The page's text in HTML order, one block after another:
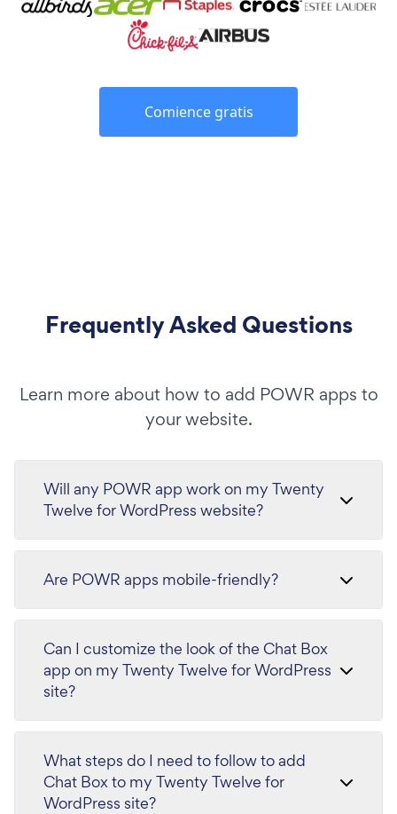
Comience gratis
Frequently Asked Questions
Learn more about how to add POWR apps to
your website.
Will any POWR app work on my Twenty
Twelve for WordPress website?
Are POWR apps mobile-friendly?
Can I customize the look of the Chat Box
app on my Twenty Twelve for WordPress
site?
What steps do I need to follow to add
Chat Box to my Twenty Twelve for
WordPress site?